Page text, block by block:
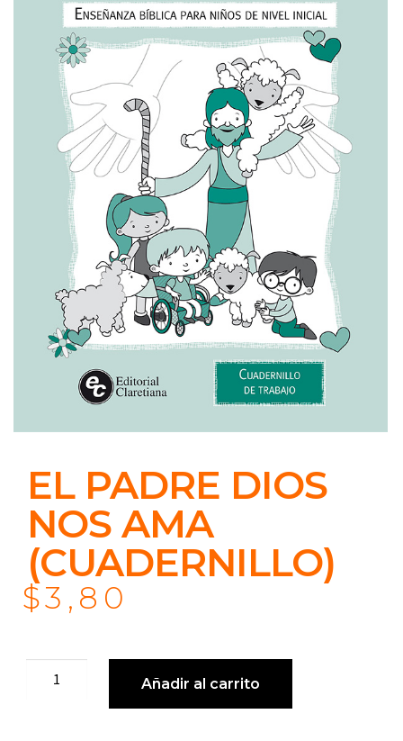
EL PADRE DIOS
NOS AMA
(CUADERNILLO)
$3,80
Añadir al carrito